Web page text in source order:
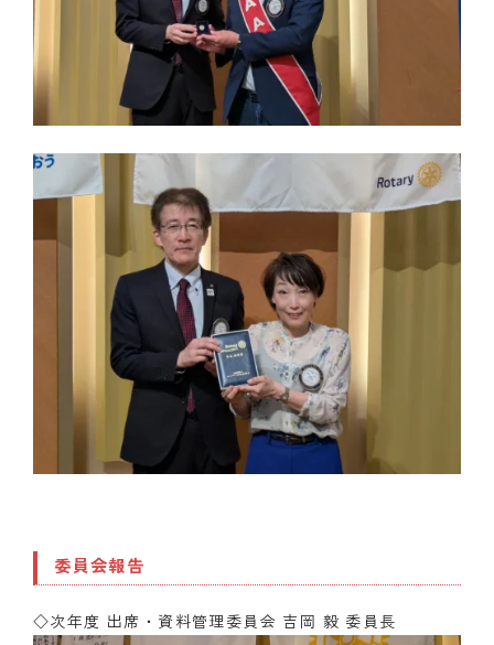
委員会報告
◇次年度 出席・資料管理委員会 吉岡 毅 委員長